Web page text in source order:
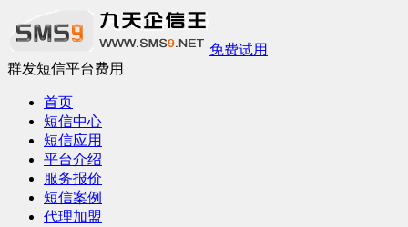
免费试用
群发短信平台费用
首页
短信中心
短信应用
平台介绍
服务报价
短信案例
代理加盟